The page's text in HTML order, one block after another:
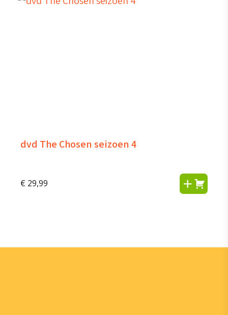
dvd The Chosen seizoen 4
€ 29,99